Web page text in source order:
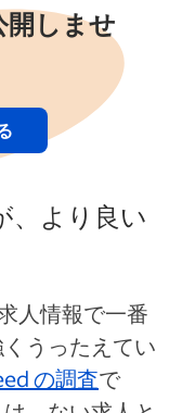
しませ
、より良い
人情報で一番
うったえてい
の調査で